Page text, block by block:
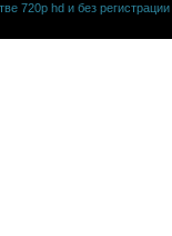
720p hd и без